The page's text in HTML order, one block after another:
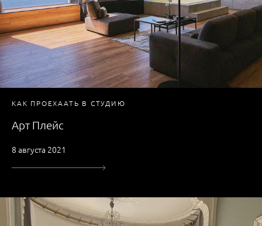
КАК ПРОЕХААТЬ В СТУДИЮ
Арт Плейс
8 августа 2021